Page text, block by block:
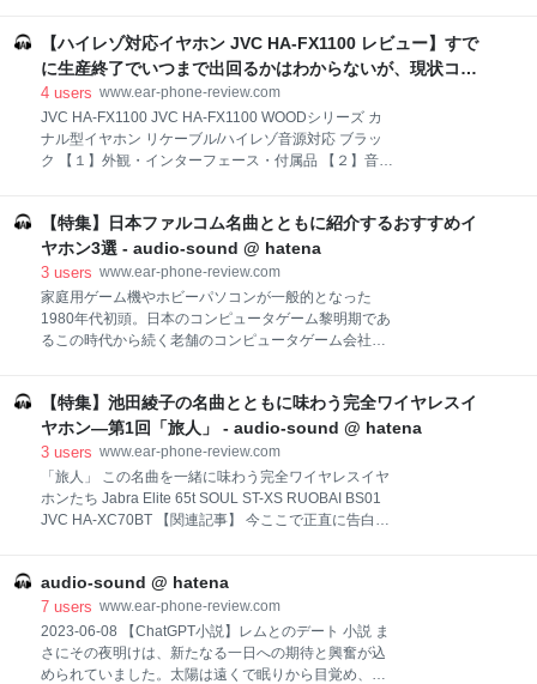
叱咤激励されて急速に品質を向上させています。もち
ろん中華製品を売っている販売者の中には、個人販売
に近い怪しい業者がいることも事実ですし、
Aliexpressのような中華
特なので注意は必要。 アクティブノイズキャンセリン
グ搭載なので遮音性は高い。音漏れは少し。 aptXには
対応しない。通信性能的には遅延なく、動画鑑賞にも
十分堪える。 【１】外観・インターフェース・付属品
付属品はイヤーピースの替え、充電用USBケーブル、
キャリイングケース、説明書。 音質の評価は文句なく
タマーが半年程度の破損を指摘しており、ラバーが剥
げてくるなどの
【ハイレゾ対応イヤホン JVC HA-FX1100 レビュー】すで
に生産終了でいつまで出回るかはわからないが、現状コス
パ最強。優れた重厚感と広く調和的な空間表現、熱くソウ
ルフルに叙情を歌うが、耳当たりよく聴き疲れしない音
質。つまるところほぼ敵なし - audio-sound @ hatena
4 users www.ear-phone-review.com
JVC HA-FX1100 JVC HA-FX1100 WOODシリーズ カ
ナル型イヤホン リケーブル/ハイレゾ音源対応 ブラッ
ク 【１】外観・インターフェース・付属品 【２】音質
現代的な曲を聴きたいという人は…… 【４】総評
【５】このイヤホン向きの曲 【プレミアムレビュー】
【関連記事】 おすすめ度*1 ASIN B00P8NZJLO それ
なりに大きいが、ハウジングの耳への収まりは良く、
意外と出っ張らない。あくまで個人差がある話ではあ
るが、私の場合、このイヤホンを装着した上から、比
【１】外観・インターフェース・付属品 付属品はイヤ
ーピースの替え、キャリイングポーチ、説明書。標準
ケーブ
【特集】日本ファルコム名曲とともに紹介するおすすめイ
ヤホン3選 - audio-sound @ hatena
3 users www.ear-phone-review.com
家庭用ゲーム機やホビーパソコンが一般的となった
1980年代初頭。日本のコンピュータゲーム黎明期であ
るこの時代から続く老舗のコンピュータゲーム会社が
たらと力を入れていることは夙に有名。レベルの高い
サウンドがファルコムゲームの魅力と言ってよい。何
よりファルコムのゲームミュージックにはなぜか不思
議な魅力があって一部のファンを離さない。 ファルコ
ムミュージックの特徴（自己流評価） 外連味があって
妙に厨二病的 デジタルな効果音好き オーケストラやっ
リー宣言なるものを公示し、youtubeやamazon music
などで無料でその秀逸な楽曲が楽しめる。そんなファ
ルコムの楽曲の中からオススメの名曲をピックア
【特集】池田綾子の名曲とともに味わう完全ワイヤレスイ
ヤホン―第1回「旅人」 - audio-sound @ hatena
3 users www.ear-phone-review.com
「旅人」 この名曲を一緒に味わう完全ワイヤレスイヤ
ホンたち Jabra Elite 65t SOUL ST-XS RUOBAI BS01
JVC HA-XC70BT 【関連記事】 今ここで正直に告白し
うアニメのOP主題歌「プリズム」です。EDも池田綾
子さんで「空の欠片」ED曲でした。電脳コイルのアニ
メ自体もなかなかに名作なのですが、その話は置いて
おきましょう。ここでは池田綾子さんです。 大ファン
といってもCDを買い集めているだけでコンサートに行
audio-sound @ hatena
7 users www.ear-phone-review.com
2023-06-08 【ChatGPT小説】レムとのデート 小説 ま
さにその夜明けは、新たなる一日への期待と興奮が込
められていました。太陽は遠くで眠りから目覚め、や